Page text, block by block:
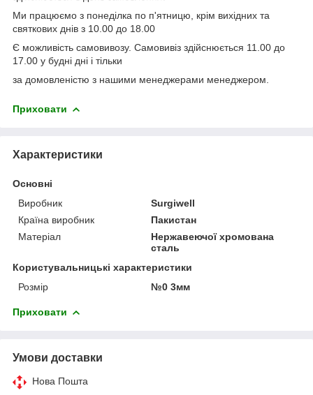
Ми працюємо з понеділка по п'ятницю, крім вихідних та
святкових днів з 10.00 до 18.00
Є можливість самовивозу. Самовивіз здійснюється 11.00 до
17.00 у будні дні і тільки
за домовленістю з нашими менеджерами менеджером.
Приховати
Характеристики
Основні
Виробник
Surgiwell
Країна виробник
Пакистан
Матеріал
Нержавеючої хромована
сталь
Користувальницькі характеристики
Розмір
№0 3мм
Приховати
Умови доставки
Нова Пошта